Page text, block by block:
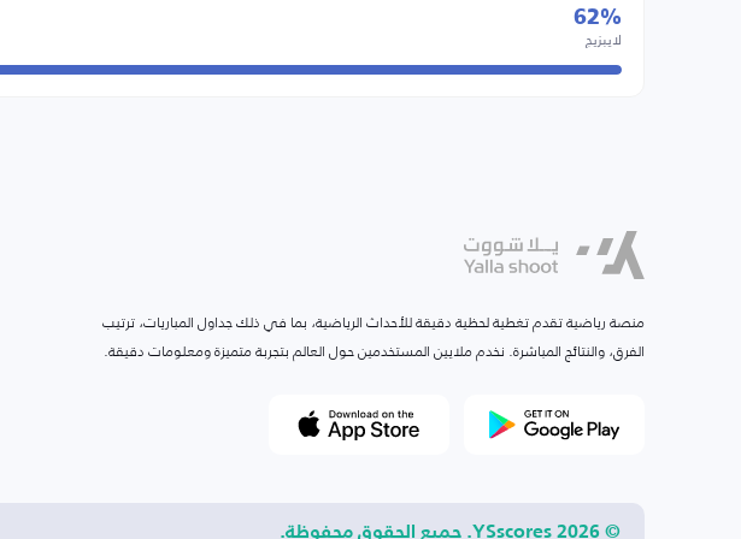
62%
لايبزيج
منصة رياضية تقدم تغطية لحظية دقيقة للأحداث الرياضية، بما في ذلك جداول المباريات، ترتيب
الفرق، والنتائج المباشرة. نخدم ملايين المستخدمين حول العالم بتجربة متميزة ومعلومات دقيقة.
© 2026 YSscores. جميع الحقوق محفوظة.